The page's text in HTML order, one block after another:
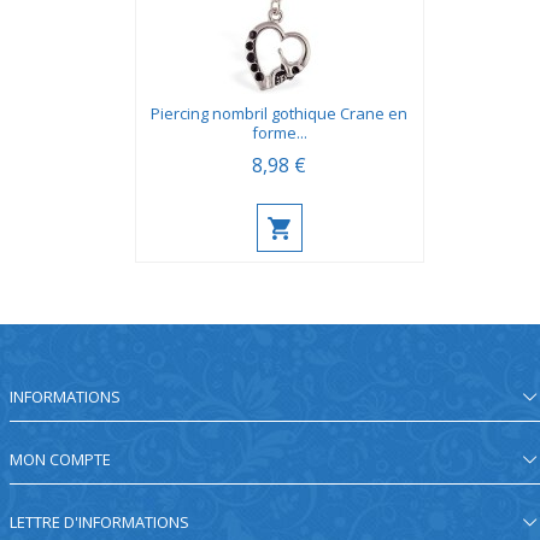
Piercing nombril gothique Crane en
forme...
8,98 €
INFORMATIONS
MON COMPTE
LETTRE D'INFORMATIONS